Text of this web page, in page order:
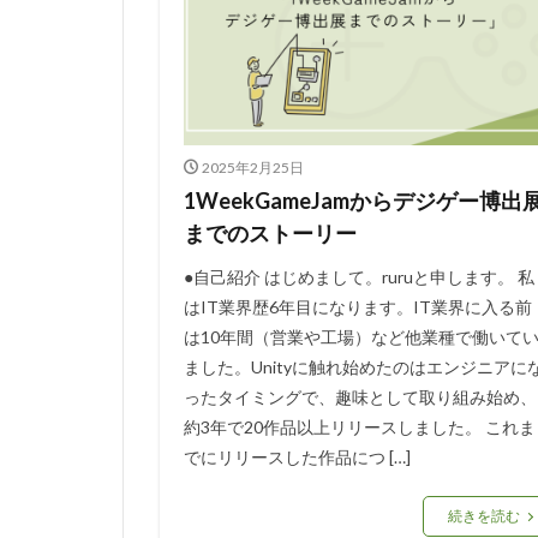
2025年2月25日
1WeekGameJamからデジゲー博出
までのストーリー
●自己紹介 はじめまして。ruruと申します。 私
はIT業界歴6年目になります。IT業界に入る前
は10年間（営業や工場）など他業種で働いてい
ました。Unityに触れ始めたのはエンジニアに
ったタイミングで、趣味として取り組み始め、
約3年で20作品以上リリースしました。 これま
でにリリースした作品につ […]
続きを読む